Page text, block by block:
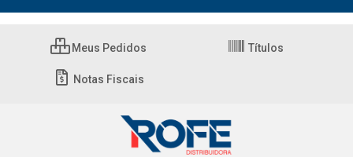
Meus Pedidos Títulos
Notas Fiscais